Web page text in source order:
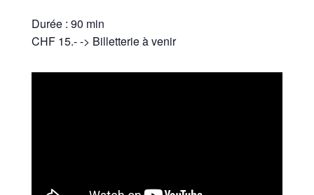
Durée : 90 min
CHF 15.- -> Billetterie à venir